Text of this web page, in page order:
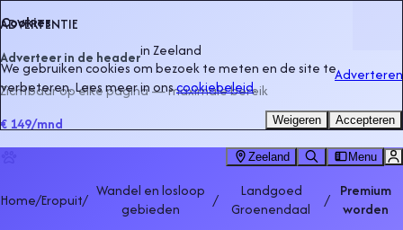
ADVERTENTIE
Adverteer in de headerinZeeland
Zichtbaar op elke pagina — maximale bereik
€ 149/mnd
Adverteren
Zeeland Menu
Home/Eropuit/ Wandel en losloop
gebieden
/
Landgoed
Groenendaal
/
Premium
worden
Cookies
We gebruiken cookies om bezoek te meten en de site te
verbeteren. Lees meer in onscookiebeleid.
Weigeren Accepteren